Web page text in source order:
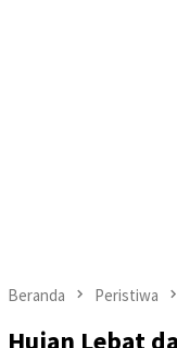
Beranda Peristiwa